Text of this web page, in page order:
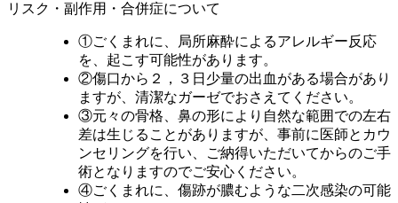
リスク・副作用・合併症について
①ごくまれに、局所麻酔によるアレルギー反応
を、起こす可能性があります。
②傷口から２，３日少量の出血がある場合があり
ますが、清潔なガーゼでおさえてください。
③元々の骨格、鼻の形により自然な範囲での左右
差は生じることがありますが、事前に医師とカウ
ンセリングを行い、ご納得いただいてからのご手
術となりますのでご安心ください。
④ごくまれに、傷跡が膿むような二次感染の可能